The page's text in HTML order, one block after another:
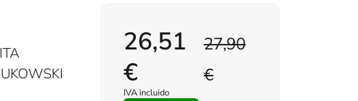
27,90
€
26,51
€
IVA incluido